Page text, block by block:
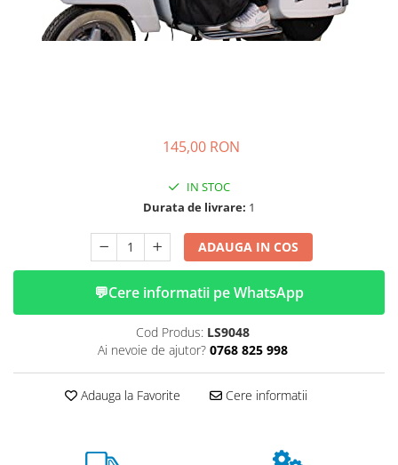
⬇ MARCI
➔ Volta
Controllere
Toate accesoriile la Triciclete
Masini Electrice
145,00 RON
IN STOC
Durata de livrare: 1
ADAUGA IN COS
💬Cere informatii pe WhatsApp
Cod Produs: LS9048
Ai nevoie de ajutor? 0768 825 998
Adauga la Favorite Cere informatii